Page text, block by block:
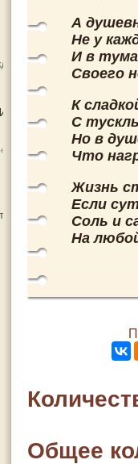
А
Не у
И в
Своего
К
С
Но в
Что
Жизнь
Если
Соль и
На
Общее